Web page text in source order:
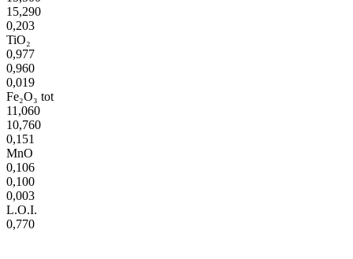
15,290
0,203
TiO₂
0,977
0,960
0,019
Fe₂O₃ tot
11,060
10,760
0,151
MnO
0,106
0,100
0,003
L.O.I.
0,770